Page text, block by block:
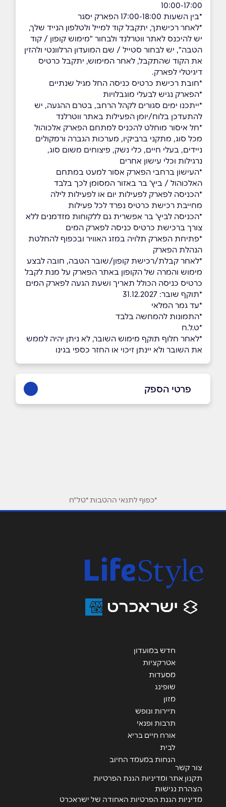
10:00-17:00
*בין השעות 17:00-18:00 הפארק יסגר
*לאחר רכישתך, יתקבל קוד למייל ולטלפון הנייד שלך,
יש להיכנס לאתר ווטרלנד ולבחור "מימוש קופון / קוד
הטבה", יש לבחור סטייל / שם המועדון הרלוונטי ולהזין
את הקוד שהתקבל, לאחר המימוש, יתקבל כרטיס
דיגיטלי לפארק.
*חובת רכישת כרטיס כניסה החל מגיל שנתיים
*הפארק נגיש לבעלי מוגבלויות
*ייתכנו ימים סגורים לקהל הרחב, בטרם ההגעה, יש
להתעדכן בלוח/יומן הפעילות באתר ווטרלנד
*חל איסור מוחלט להכניס למתחם הפארק אלכוהול
מכל סוג, מתקני ברביקיו, מערכות הגברה ורמקולים
ניידים, בעלי חיים, כלי נשק, פיצוחים משום סוג,
נרגילות וכלי עישון אחרים
*העישון ברחבי הפארק אסור למעט במתחם
האלכוהול / ביץ' בר באזור המסומן לכך בלבד
*הכניסה לפארק לפעילות יום או לפעילות לילה
מחייבת רכישת כרטיס נפרד לכל פעילות
*הכניסה לביץ' בר אפשרית גם ללקוחות מזדמנים ללא
צורך ברכישת כרטיס כניסה לפארק המים
*פתיחת הפארק תלויה במזג האוויר ובכפוף להחלטת
הנהלת הפארק
*לאחר קבלת/רכישת קופון/שובר הטבה, חובה לבצע
מימוש והמרה של הקופון באתר הפארק על מנת לקבל
כרטיס כניסה הכולל תאריך ושעת הגעה לפארק המים
*תוקף שובר: 31.12.2027
*עד גמר המלאי
*התמונות להמחשה בלבד
*ט.ל.ח
*לאחר חלוף תוקף מימוש השובר, לא ניתן יהיה לממש
את השובר ולא יינתן זיכוי או החזר כספי בגינו
פרטי הספק
נושא
אנא חזרו אלי בקשר ל...
הודעה*
*כפוף לתנאי ההטבות *טל"ח
חדש במועדון
אטרקציות
מסעדות
שופינג
מזון
תיירות ונופש
תרבות ופנאי
אורח חיים בריא
לבית
הנחות במעמד החיוב
צור קשר
תקנון אתר ומדיניות הגנת הפרטיות
הצהרת נגישות
מדיניות הגנת הפרטיות האחודה של ישראכרט